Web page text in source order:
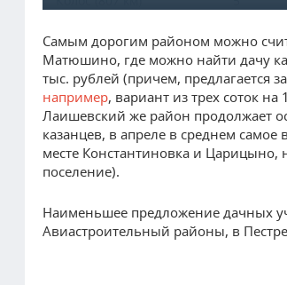
Фермское
шоссе
7
Орел
(лаишевский
район
1
Матюшино
Кварт (Волга) 4
Самым дорогим районом можно
Матюшино, где можно найти дачу
тыс. рублей (причем, предлагается
например, вариант из трех соток
Лаишевский же район продолжает
казанцев, в апреле в среднем
месте Константиновка и Царицыно,
поселение).
Наименьшее предложение дачных
Авиастроительный районы, в